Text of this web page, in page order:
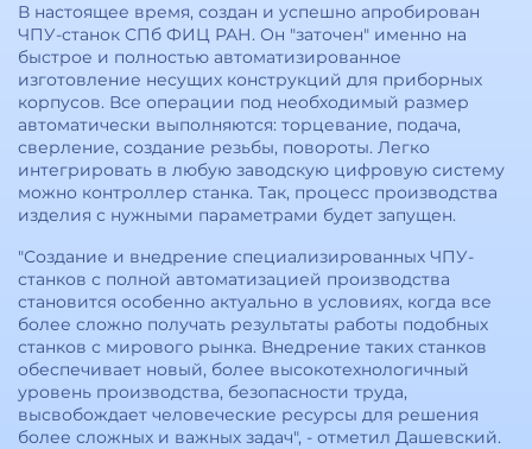
В настоящее время, создан и успешно апробирован
ЧПУ-станок СПб ФИЦ РАН. Он "заточен" именно на
быстрое и полностью автоматизированное
изготовление несущих конструкций для приборных
корпусов. Все операции под необходимый размер
автоматически выполняются: торцевание, подача,
сверление, создание резьбы, повороты. Легко
интегрировать в любую заводскую цифровую систему
можно контроллер станка. Так, процесс производства
изделия с нужными параметрами будет запущен.
"Создание и внедрение специализированных ЧПУ-
станков с полной автоматизацией производства
становится особенно актуально в условиях, когда все
более сложно получать результаты работы подобных
станков с мирового рынка. Внедрение таких станков
обеспечивает новый, более высокотехнологичный
уровень производства, безопасности труда,
высвобождает человеческие ресурсы для решения
более сложных и важных задач", - отметил Дашевский.